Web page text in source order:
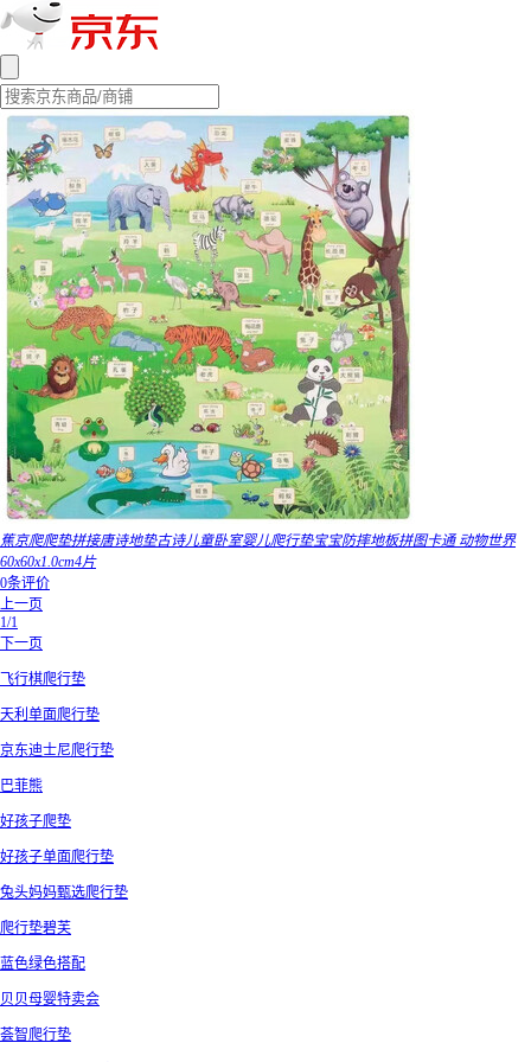
蕉京爬爬垫拼接唐诗地垫古诗儿童卧室婴儿爬行垫宝宝防摔地板拼图卡通 动物世界
60x60x1.0cm4片
0条评价
上一页
1/1
下一页
飞行棋爬行垫
天利单面爬行垫
京东迪士尼爬行垫
巴菲熊
好孩子爬垫
好孩子单面爬行垫
兔头妈妈甄选爬行垫
爬行垫碧芙
蓝色绿色搭配
贝贝母婴特卖会
荟智爬行垫